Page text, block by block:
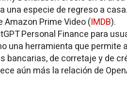
una especie de regreso a casa.
Amazon Prime Video (IMDB).
Personal Finance para
una herramienta que permite
bancarias, de corretaje y de
aún más la relación de